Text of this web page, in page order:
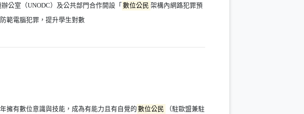
公室（UNODC）及公共部門合作開設「 數位公民 架構內網路犯罪預
範電腦犯罪，提升學生對數
擁有數位意識與技能，成為有能力且有自覺的 數位公民 （駐歐盟兼駐